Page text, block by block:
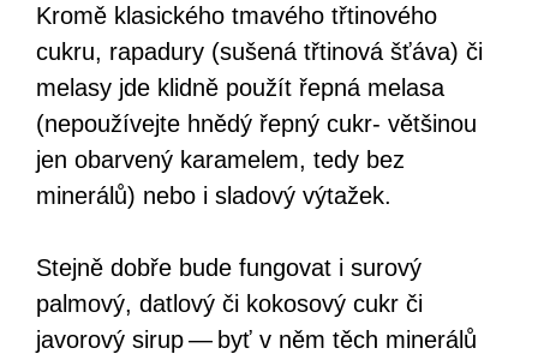
Kromě klasického tmavého třtinového
cukru, rapadury (sušená třtinová šťáva) či
melasy jde klidně použít řepná melasa
(nepoužívejte hnědý řepný cukr- většinou
jen obarvený karamelem, tedy bez
minerálů) nebo i sladový výtažek.
Stejně dobře bude fungovat i surový
palmový, datlový či kokosový cukr či
javorový sirup — byť v něm těch minerálů